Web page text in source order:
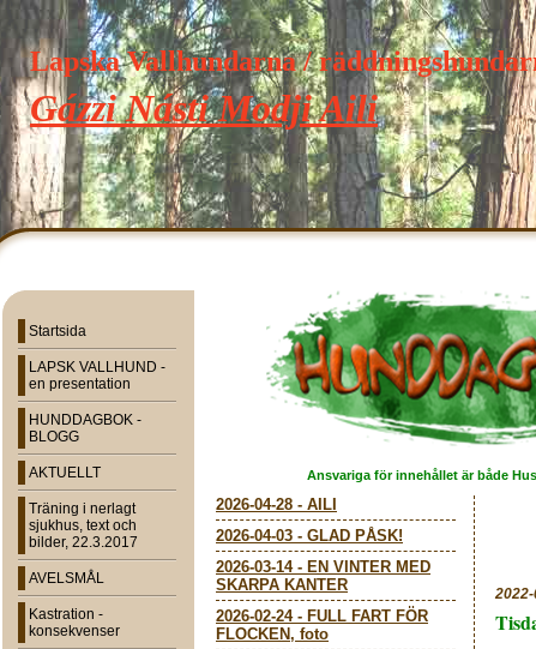
Lapska Vallhundarna /
Gázzi Násti Modji Aili
Startsida
LAPSK VALLHUND -
en presentation
HUNDDAGBOK -
BLOGG
AKTUELLT
Träning i nerlagt
sjukhus, text och
bilder, 22.3.2017
AVELSMÅL
Kastration -
konsekvenser
Ansvariga för innehållet är både
2026-04-28 - AILI
2026-04-03 - GLAD PÅSK!
2026-03-14- EN VINTER MED
SKARPA KANTER
2026-02-24- FULL FART FÖR
FLOCKEN, foto